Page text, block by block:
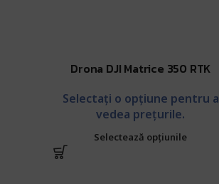
Drona DJI Matrice 350 RTK
Selectați o opțiune pentru a
vedea prețurile.
Selectează opțiunile